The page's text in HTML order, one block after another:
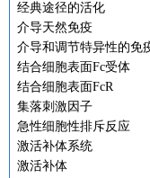
经典途径的活化
介导天然免疫
介导和调节特异性的免
结合细胞表面Fc受体
结合细胞表面FcR
集落刺激因子
急性细胞性排斥反应
激活补体系统
激活补体